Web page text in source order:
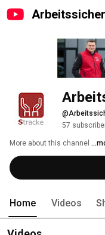
57
More about this channel
Home Videos